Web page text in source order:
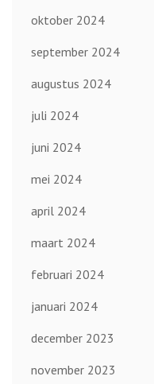
oktober 2024
september 2024
augustus 2024
juli 2024
juni 2024
mei 2024
april 2024
maart 2024
februari 2024
januari 2024
december 2023
november 2023